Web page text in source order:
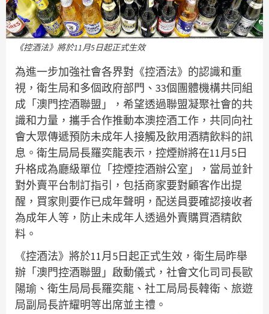
《控酒法》將於11月5日起正式生效
為進一步加強社會各界對《控酒法》的認識和重
視，衛生局和多個政府部門、33個團體機構共同組
成「澳門控酒聯盟」，希望透過聯盟凝聚社會的共
識和力量，攜手合作推動本澳控酒工作，共同向社
會大眾傳遞預防未成年人接觸及飲用酒精飲料的訊
息。衛生局局長羅奕龍表示，控煙辦將在11月5日
升格成為廳級單位「控煙控酒辦公室」，當局並針
對外賣平台制訂指引，包括商家要對顧客作出提
醒，買家則要作已成年聲明，配送員要確認接收者
為成年人等，防止未成年人透過外賣購買酒精飲
料。
《控酒法》將於11月5日起正式生效，衛生局昨舉
辦「澳門控酒聯盟」啟動儀式，社會文化司司長歐
陽瑜、衛生局局長羅奕龍、社工局局長韓衛、旅遊
局副局長許耀明等出席並主禮。